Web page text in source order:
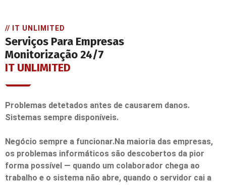
// IT UNLIMITED
Serviços Para Empresas
Monitorização 24/7
IT UNLIMITED
Problemas detetados antes de causarem danos.
Sistemas sempre disponíveis.
Negócio sempre a funcionar.Na maioria das empresas,
os problemas informáticos são descobertos da pior
forma possível — quando um colaborador chega ao
trabalho e o sistema não abre, quando o servidor cai a